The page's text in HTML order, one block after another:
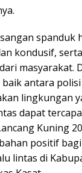
spanduk
kondusif,
masyarakat.
antara
lingkungan
dapat
Kuning
positif
lintas di